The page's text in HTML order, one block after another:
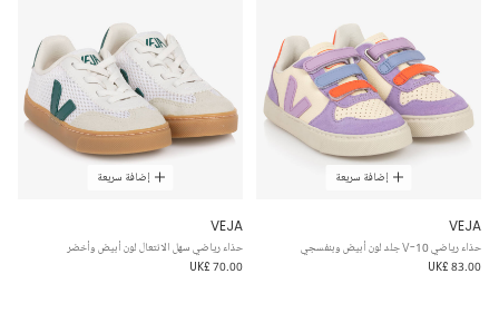
إضافة سريعة
VEJA
حذاء رياضي V-10 جلد لون أبيض وبنفسجي
UK£ 83.00
إضافة سريعة
VEJA
حذاء رياضي سهل الانتعال لون أبيض وأخضر
UK£ 70.00